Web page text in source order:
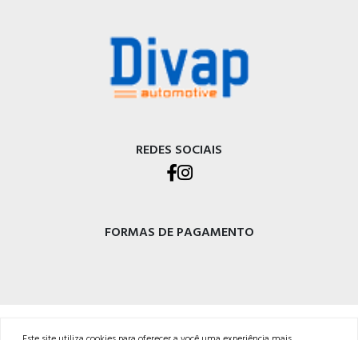
REDES SOCIAIS
FORMAS DE PAGAMENTO